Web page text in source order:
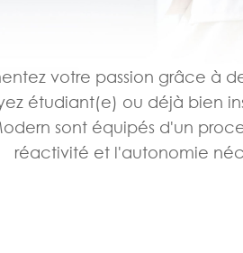
votre passion grâce à
étudiant(e) ou déjà bien
sont équipés d'un
réactivité et l'autonomie